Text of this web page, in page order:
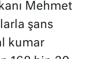
Mehmet
şans
kumar